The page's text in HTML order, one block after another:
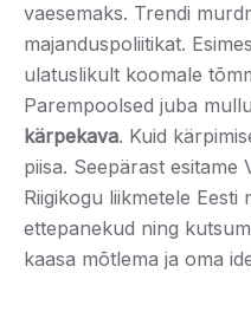
vaesemaks. Trendi
majanduspoliitikat.
ulatuslikult koomale
Parempoolsed juba
kärpekava. Kuid
piisa. Seepärast esitame
Riigikogu liikmetele Eesti
ettepanekud ning
kaasa mõtlema ja oma